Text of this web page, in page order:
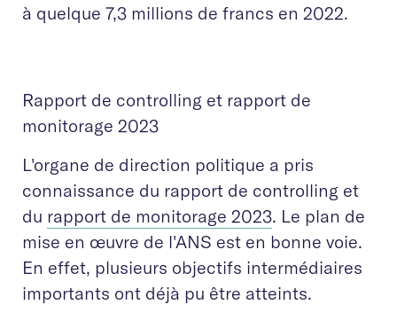
à quelque 7,3 millions de francs en 2022.
Rapport de controlling et rapport de
monitorage 2023
L'organe de direction politique a pris
connaissance du rapport de controlling et
du rapport de monitorage 2023. Le plan de
mise en œuvre de l'ANS est en bonne voie.
En effet, plusieurs objectifs intermédiaires
importants ont déjà pu être atteints.